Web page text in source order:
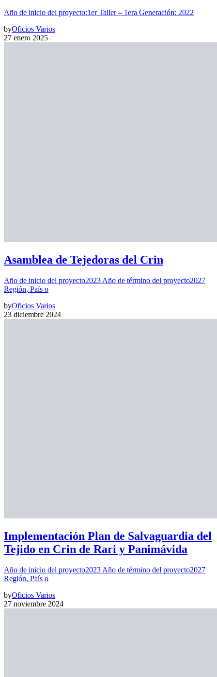
Año de inicio del proyecto:1er Taller – 1era Generación: 2022
byOficios Varios
27 enero 2025
Asamblea de Tejedoras del Crin
Año de inicio del proyecto2023 Año de término del proyecto2027
Región, País o
byOficios Varios
23 diciembre 2024
Implementación Plan de Salvaguardia del
Tejido en Crin de Rari y Panimávida
Año de inicio del proyecto2023 Año de término del proyecto2027
Región, País o
byOficios Varios
27 noviembre 2024